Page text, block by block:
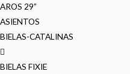
AROS 29”
ASIENTOS
BIELAS-CATALINAS
BIELAS FIXIE